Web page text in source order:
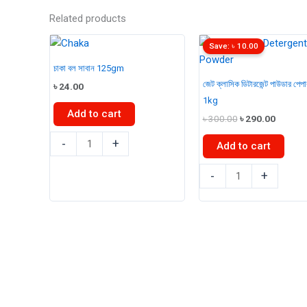
Related products
চাকা বল সাবান 125gm
৳24.00
Add to cart
-
বল
quantity
+
জেট ক্লাসিক ডিটারজেন্ট পাউডার
1kg
৳300.00 Original
was:
৳ 300.00.
৳290.00Current
is:
৳ 290.00.
Save: ৳ 10.00
Add to cart
-
ক্লাসিক
ডিটারজেন্ট
+